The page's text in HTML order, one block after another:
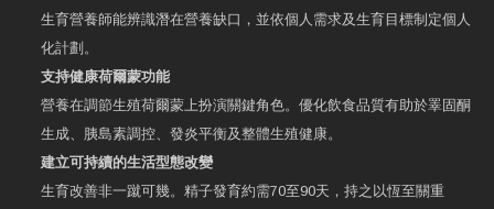
生育營養師能辨識潛在營養缺口，並依個人需求及生育目標制定個人
化計劃。
支持健康荷爾蒙功能
營養在調節生殖荷爾蒙上扮演關鍵角色。優化飲食品質有助於睪固酮
生成、胰島素調控、發炎平衡及整體生殖健康。
建立可持續的生活型態改變
生育改善非一蹴可幾。精子發育約需70至90天，持之以恆至關重